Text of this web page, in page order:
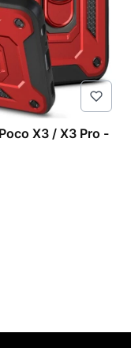
X3 / X3 Pro -